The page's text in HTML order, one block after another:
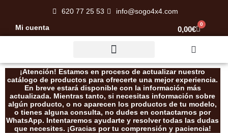
contenido
620 77 25 53 info@sogo4x4.com
Mi cuenta 0,00€
0
Carrito
¡Atención! Estamos en proceso de actualizar nuestro
catálogo de productos para ofrecerte una mejor experiencia.
En breve estará disponible con la información más
actualizada. Mientras tanto, si necesitas información sobre
algún producto, o no aparecen los productos de tu modelo,
o tienes alguna consulta, no dudes en contactarnos por
WhatsApp. Intentaremos ayudarte y resolver todas las dudas
que necesites. ¡Gracias por tu comprensión y paciencia!